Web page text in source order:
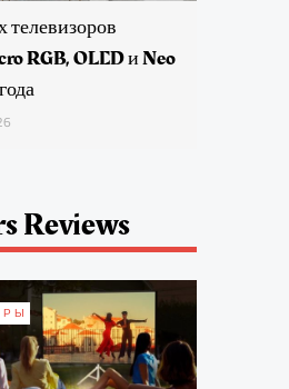
RGB, OLED и Neo
Reviews